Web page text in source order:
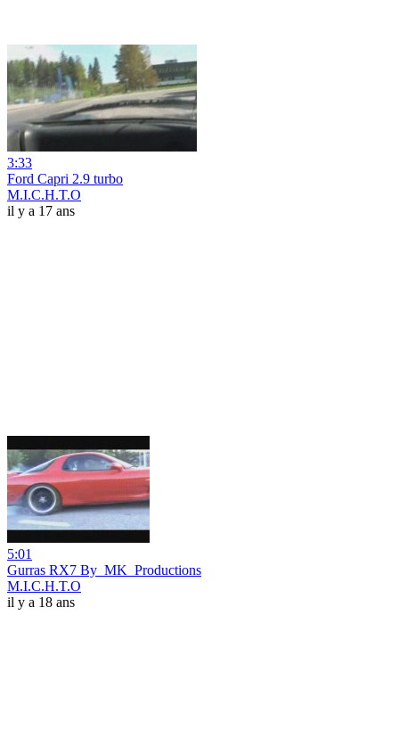
3:33
Ford Capri 2.9 turbo
M.I.C.H.T.O
il y a 17 ans
5:01
Gurras RX7 By_MK_Productions
M.I.C.H.T.O
il y a 18 ans